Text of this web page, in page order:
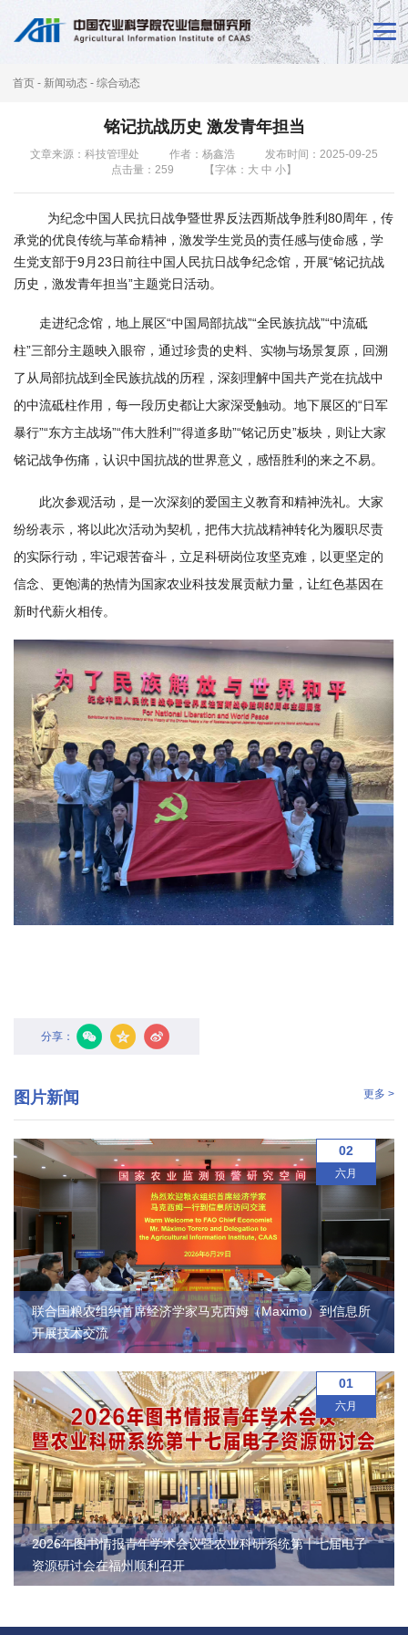
本
所
况
学
研
成
转
化
队
伍
合
培
养
国
家
业
图
书
馆
科
技
期
刊
首页 - 新闻动态 - 综合动态
铭记抗战历史 激发青年担当
文章来源：科技管理处 作者：杨鑫浩
发布时间：2025-09-25
点击量： 259 【字体： 大 中 小】
为纪念中国人民抗日战争暨世界反法西斯战争胜利80周年，传
承党的优良传统与革命精神，激发学生党员的责任感与使命感，学
生党支部于9月23日前往中国人民抗日战争纪念馆，开展“铭记抗战
历史，激发青年担当”主题党日活动。
走进纪念馆，地上展区“中国局部抗战”“全民族抗战”“中流砥
柱”三部分主题映入眼帘，通过珍贵的史料、实物与场景复原，回溯
了从局部抗战到全民族抗战的历程，深刻理解中国共产党在抗战中
的中流砥柱作用，每一段历史都让大家深受触动。地下展区的“日军
暴行”“东方主战场”“伟大胜利”“得道多助”“铭记历史”板块，则让大家
铭记战争伤痛，认识中国抗战的世界意义，感悟胜利的来之不易。
此次参观活动，是一次深刻的爱国主义教育和精神洗礼。大家
纷纷表示，将以此次活动为契机，把伟大抗战精神转化为履职尽责
的实际行动，牢记艰苦奋斗，立足科研岗位攻坚克难，以更坚定的
信念、更饱满的热情为国家农业科技发展贡献力量，让红色基因在
新时代薪火相传。
分享：
图片新闻 更多 >
联合国粮农组织首席经济学家马克西姆（Maximo）到信息所
开展技术交流
02
六月
2026年图书情报青年学术会议暨农业科研系统第十七届电子
资源研讨会在福州顺利召开
01
六月